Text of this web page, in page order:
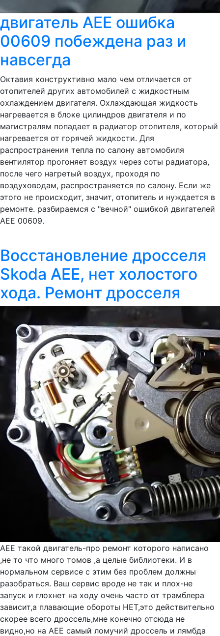
двигатель AEE ошибка
00609 побеждена раз и
навсегда
Октавия конструктивно мало чем отличается от
отопителей других автомобилей с жидкостным
охлаждением двигателя. Охлаждающая жидкость
нагревается в блоке цилиндров двигателя и по
магистралям попадает в радиатор отопителя, который
нагревается от горячей жидкости. Для
распространения тепла по салону автомобиля
вентилятор прогоняет воздух через соты радиатора,
после чего нагретый воздух, проходя по
воздуховодам, распространяется по салону. Если же
этого не происходит, значит, отопитель и нуждается в
ремонте. разбираемся с "вечной" ошибкой двигателей
АЕЕ 00609.
Восстановление дросселя
Skoda AEE, нет холостого
хода. Ремонт дросселя
АЕЕ такой двигатель-про ремонт которого написано
,не то что много томов ,а целые библиотеки. И в
нормальном сервисе с этим без проблем должны
разобраться. Ваш сервис вроде не так и плох-не
запуск и глохнет на ходу очень часто от трамблера
зависит,а плавающие обороты НЕТ,это действительно
скорее всего дроссель,мне конечно отсюда не
видно,но на АЕЕ самый ломучий дроссель и лямбда